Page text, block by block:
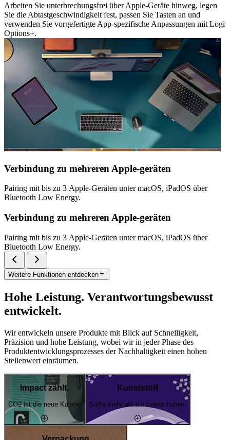
Arbeiten Sie unterbrechungsfrei über Apple-Geräte hinweg, legen
Sie die Abtastgeschwindigkeit fest, passen Sie Tasten an und
verwenden Sie vorgefertigte App-spezifische Anpassungen mit Logi
Options+.
Verbindung zu mehreren Apple-geräten
Pairing mit bis zu 3 Apple-Geräten unter macOS, iPadOS über
Bluetooth Low Energy.
Verbindung zu mehreren Apple-geräten
Pairing mit bis zu 3 Apple-Geräten unter macOS, iPadOS über
Bluetooth Low Energy.
Weitere Funktionen entdecken
Hohe Leistung. Verantwortungsbewusst
entwickelt.
Wir entwickeln unsere Produkte mit Blick auf Schnelligkeit,
Präzision und hohe Leistung, wobei wir in jeder Phase des
Produktentwicklungsprozesses der Nachhaltigkeit einen hohen
Stellenwert einräumen.
Impact zählt.
CO2 ist die neue Kalorie
Kunststoff
Sollte mehr als ein Leben haben.